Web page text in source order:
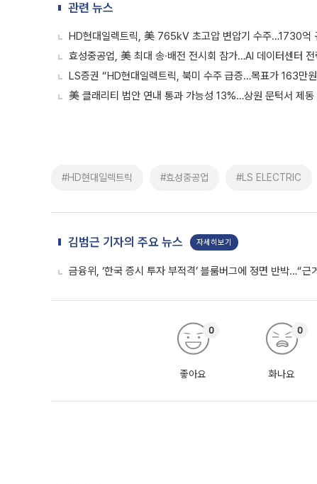
관련 뉴스
HD현대일렉트릭, 美 765kV 초고압 변압기 수주…1730억
효성중공업, 美 최대 송∙배전 전시회 참가…AI 데이터센터 전
LS증권 “HD현대일렉트릭, 북미 수주 급증…목표가 163만
美 클래리티 법안 연내 통과 가능성 13%…상원 문턱서 제동
#HD현대일렉트릭 #효성중공업 #LS ELECTRIC
김범근 기자의 주요 뉴스 자세히보기
금융위, ‘한국 증시 투자 부적격’ 블룸버그에 정면 반박…“근
좋아요
0
화나요
0